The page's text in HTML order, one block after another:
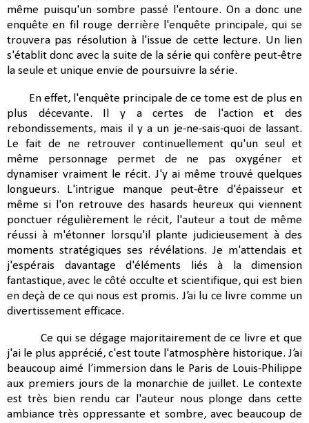
même puisqu'un sombre passé l'entoure. On a donc une
enquête en fil rouge derrière l'enquête principale, qui se
trouvera pas résolution à l'issue de cette lecture. Un lien
s'établit donc avec la suite de la série qui confère peut-être
la seule et unique envie de poursuivre la série.
En effet, l'enquête principale de ce tome est de plus en
plus décevante. Il y a certes de l'action et des
rebondissements, mais il y a un je-ne-sais-quoi de lassant.
Le fait de ne retrouver continuellement qu'un seul et
même personnage permet de ne pas oxygéner et
dynamiser vraiment le récit. J'y ai même trouvé quelques
longueurs. L'intrigue manque peut-être d'épaisseur et
même si l'on retrouve des hasards heureux qui viennent
ponctuer régulièrement le récit, l'auteur a tout de même
réussi à m'étonner lorsqu'il plante judicieusement à des
moments stratégiques ses révélations. Je m'attendais et
j'espérais davantage d'éléments liés à la dimension
fantastique, avec le côté occulte et scientifique, qui est bien
en deçà de ce qui nous est promis. J’ai lu ce livre comme un
divertissement efficace.
Ce qui se dégage majoritairement de ce livre et que
j'ai le plus apprécié, c'est toute l'atmosphère historique. J’ai
beaucoup aimé l’immersion dans le Paris de Louis-Philippe
aux premiers jours de la monarchie de juillet. Le contexte
est très bien rendu car l'auteur nous plonge dans cette
ambiance très oppressante et sombre, avec beaucoup de